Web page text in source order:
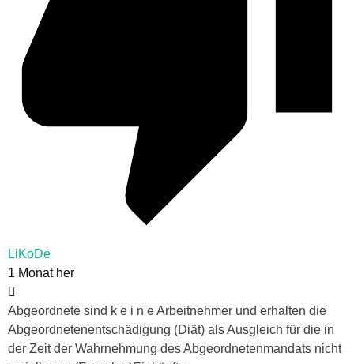
LiKoDe
1 Monat her
Abgeordnete sind k e i n e Arbeitnehmer und erhalten die
Abgeordnetenentschädigung (Diät) als Ausgleich für die in
der Zeit der Wahrnehmung des Abgeordnetenmandats nicht